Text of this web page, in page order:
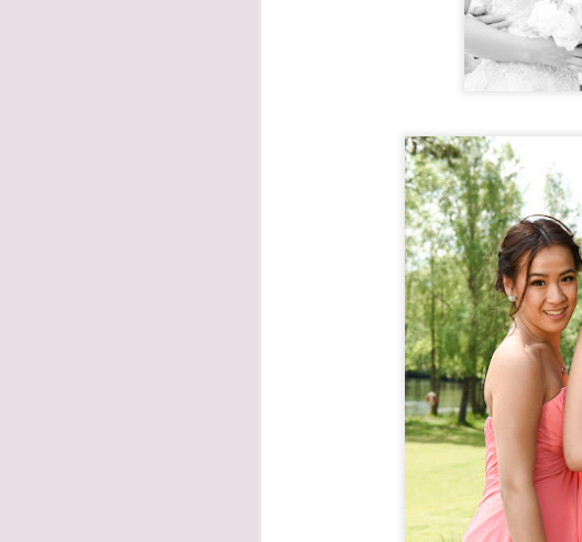
Helena och
länge planerade
himmel som tillsammans
känslor och kärlek, jag
säga först att det är så
att få dela människors
förtroendet att vara
generationer framåt
speciella dagen med er!